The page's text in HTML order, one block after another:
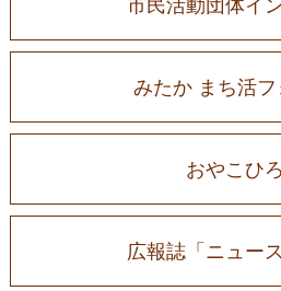
市民活動団体イ
みたか まち活
おやこひ
広報誌「ニュー